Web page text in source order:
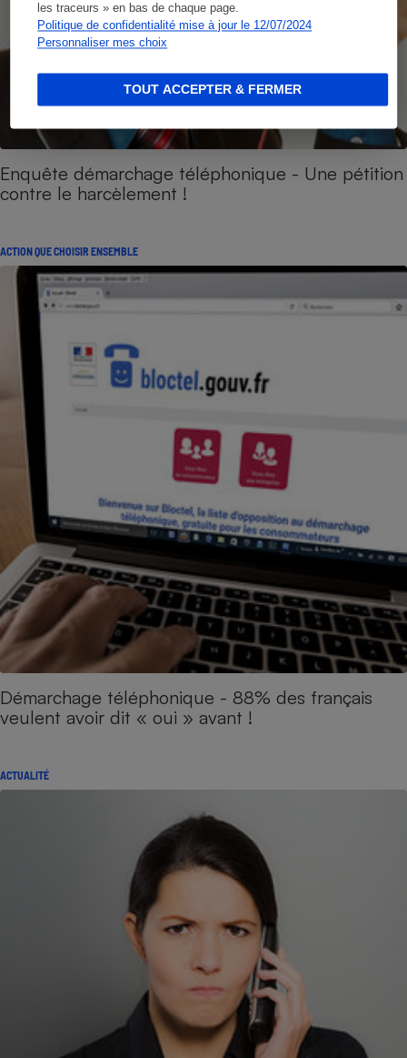
les traceurs » en bas de chaque page.
Politique de confidentialité mise à jour le 12/07/2024
Personnaliser mes choix
TOUT ACCEPTER & FERMER
Enquête démarchage téléphonique - Une pétition
contre le harcèlement !
ACTION QUE CHOISIR ENSEMBLE
Démarchage téléphonique - 88% des français
veulent avoir dit « oui » avant !
ACTUALITÉ